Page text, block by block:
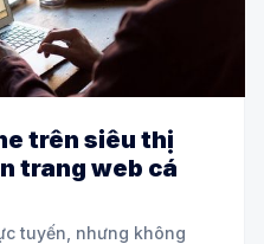
trên siêu thị
trang web cá
tuyến, nhưng không